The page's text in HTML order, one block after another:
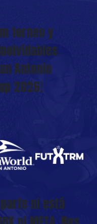
torneo y
Antonio
2026!
ni está